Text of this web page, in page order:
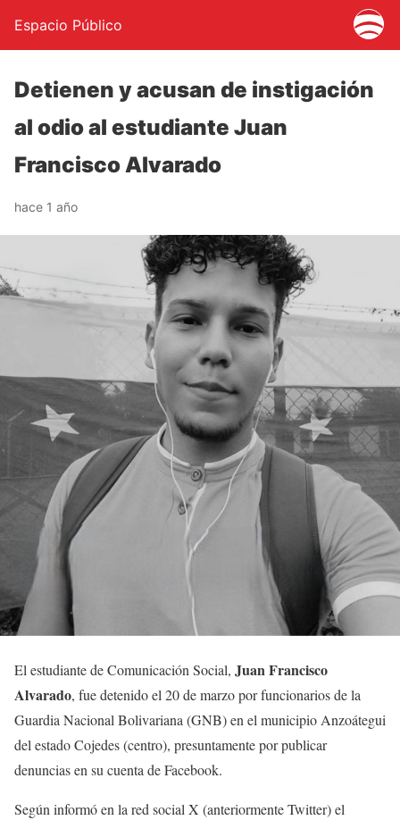
Espacio Público
Detienen y acusan de instigación
al odio al estudiante Juan
Francisco Alvarado
hace 1 año
El estudiante de Comunicación Social, Juan Francisco
Alvarado, fue detenido el 20 de marzo por funcionarios de la
Guardia Nacional Bolivariana (GNB) en el municipio Anzoátegui
del estado Cojedes (centro), presuntamente por publicar
denuncias en su cuenta de Facebook.
Según informó en la red social X (anteriormente Twitter) el